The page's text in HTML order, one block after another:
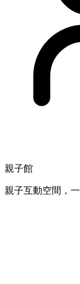
親子館
親子互動空間，